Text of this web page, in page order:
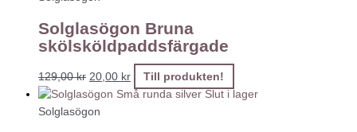
Solglasögon Bruna
skölsköldpaddsfärgade
129,00kr 20,00 kr
Till produkten!
Slut i lager
Solglasögon